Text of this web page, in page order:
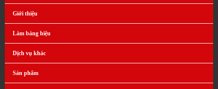
Giới thiệu
Làm bảng hiệu
Dịch vụ khác
Sản phẩm